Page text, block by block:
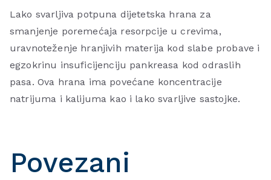
Lako svarljiva potpuna dijetetska hrana za
smanjenje poremećaja resorpcije u crevima,
uravnoteženje hranjivih materija kod slabe probave i
egzokrinu insuficijenciju pankreasa kod odraslih
pasa. Ova hrana ima povećane koncentracije
natrijuma i kalijuma kao i lako svarljive sastojke.
Povezani